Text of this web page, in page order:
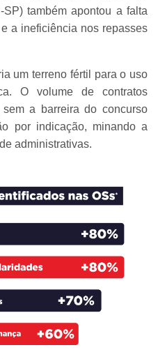
também apontou a falta
a ineficiência nos repasses
um terreno fértil para o uso
O volume de contratos
a barreira do concurso
por indicação, minando a
administrativas.